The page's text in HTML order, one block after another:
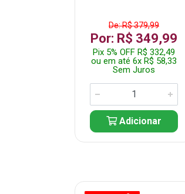
De: R$ 379,99
Por: R$ 349,99
Pix 5% OFF R$ 332,49
ou em até 6x R$ 58,33
Sem Juros
Adicionar